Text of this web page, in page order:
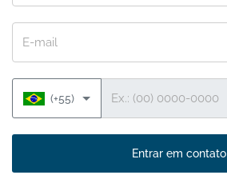
(+55)
Entrar em contato